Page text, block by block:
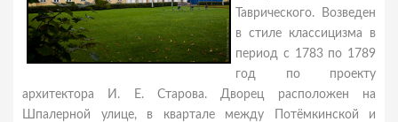
Таврического. Возведен
в стиле классицизма в
период с 1783 по 1789
год по проекту
архитектора И. Е. Старова. Дворец расположен на
Шпалерной улице, в квартале между Потёмкинской и